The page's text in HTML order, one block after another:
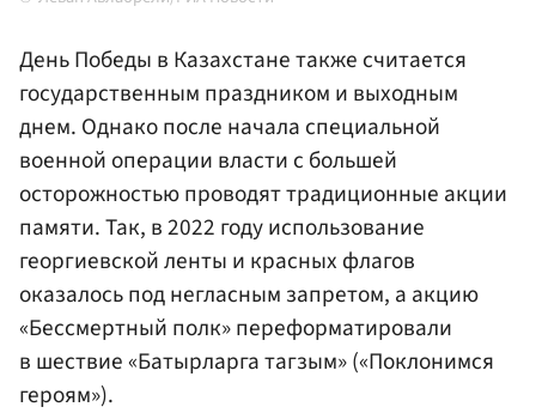
День Победы в Казахстане также считается
государственным праздником и выходным
днем. Однако после начала специальной
военной операции власти с большей
осторожностью проводят традиционные акции
памяти. Так, в 2022 году использование
георгиевской ленты и красных флагов
оказалось под негласным запретом, а акцию
«Бессмертный полк» переформатировали
в шествие «Батырларга тагзым» («Поклонимся
героям»).